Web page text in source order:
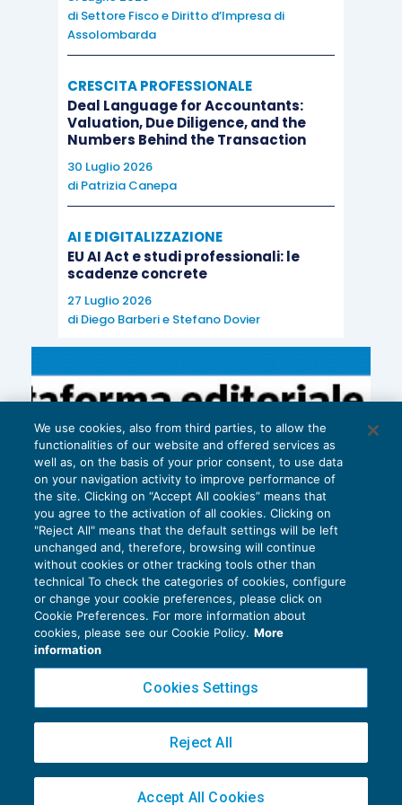
le cessioni di beni e le prestazioni di
servizi effettuatedauna sede o da una
stabile organizzazione partecipante a un
Gruppo Iva, costituito in unaltro Stato
membro dell’Unione europea
confrontidi una sua stabile
organizzazione o della sua sede situata
nel territorio dello Stato si considerano
effettuatedal Gruppo Iva
nell’altro Stato membro nei confronti di un
quinquies);
labase imponibiledelle operazioni di
presenza di uncorrispettivo, ai sensi
dell’ articolo 13, commi 1 e 3, D.P.R.
633/1972 (4-sexies).
Da quanto detto deriva che in seguito
all’adesione al Gruppo Iva,assumono rilevanza ai
fini dell’imposta sul valore aggiunto le cessioni
di beni e/o prestazioni di servizi rese o ricevute
tra una casa madre e una stabile
organizzazione. Pertanto, in caso di adesione ad
un Gruppo Iva,
secondo cui lastabile organizzazione
madre esteracostituiscono un solo edunico
Scheda di studiopubblicata su
di Settore Fisco e Diritto d’Impresa di
Assolombarda
CRESCITA PROFESSIONALE
Deal Language for Accountants:
Valuation, Due Diligence, and the
Numbers Behind the Transaction
30 Luglio 2026
di Patrizia Canepa
AI E DIGITALIZZAZIONE
EU AI Act e studi professionali: le
scadenze concrete
27 Luglio 2026
di Diego Barberie Stefano Dovier
Privacy Policy
Cookie Policy
Copyright 2016 ©Gruppo Euroconference S.p.A.v2.32.2
Piazza Luigi Einaudi, 10N01 - 20124 Milano - info@ecnews.it
02776120236
We use cookies, also from third parties, to allow the
functionalities of our website and offered services as
well as, on the basis of your prior consent, to use data
on your navigation activity to improve performance of
the site. Clicking on “Accept All cookies” means that
you agree to the activation of all cookies. Clicking on
"Reject All" means that the default settings will be left
unchanged and, therefore, browsing will continue
without cookies or other tracking tools other than
technical To check the categories of cookies, configure
or change your cookie preferences, please click on
Cookie Preferences. For more information about
cookies, please see our Cookie Policy. More
information
Cookies Settings
Reject All
Accept All Cookies